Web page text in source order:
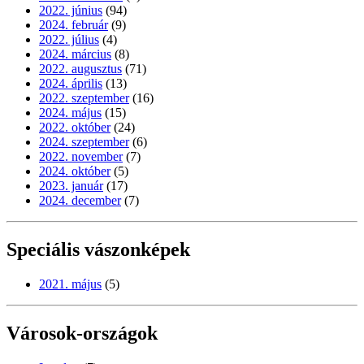
2022. június (94)
2024. február (9)
2022. július (4)
2024. március (8)
2022. augusztus (71)
2024. április (13)
2022. szeptember (16)
2024. május (15)
2022. október (24)
2024. szeptember (6)
2022. november (7)
2024. október (5)
2023. január (17)
2024. december (7)
Speciális vászonképek
2021. május (5)
Városok-országok